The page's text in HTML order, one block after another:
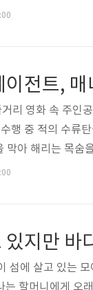
사랑하지만 조쉬
랑 매니아인데 남
전트,
리 영화 속 주인
행 중 적의 수류
막아 해리는 목숨
의 가족을 찾아가
' 요원이..
지만 바
섬에 살고 있는
는 할머니에게 오